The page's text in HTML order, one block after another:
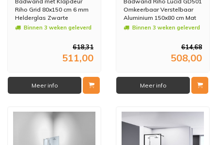
Riho Grid 80x150 cm 6 mm
Helderglas Zwarte
Profielen Links
Binnen 3 weken geleverd
618,31
511,00
Meer info
Omkeerbaar Verstelbaar
Aluminium 150x80 cm Mat
ZwartBinnen 3 weken geleverd
614,68
508,00
Meer info